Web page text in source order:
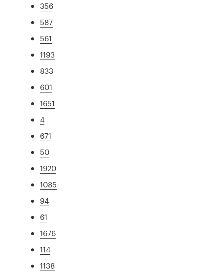
356
587
561
1193
833
601
1651
4
671
50
1920
1085
94
61
1676
114
1138